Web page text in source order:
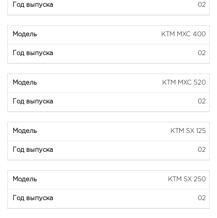
02
KTM MXC 400
02
KTM MXC 520
02
KTM SX 125
02
KTM SX 250
02